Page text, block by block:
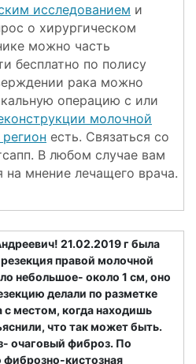
исследованием и
о хирургическом
можно часть
бесплатно по полису
рака можно
операцию с или
молочной
есть. Связаться со
В любом случае вам
на мнение лечащего врача.
21.02.2019 г была
правой молочной
небольшое- около 1 см, оно
делали по разметке
с местом, когда находишь
что так может быть.
очаговый фиброз. По
кистозная